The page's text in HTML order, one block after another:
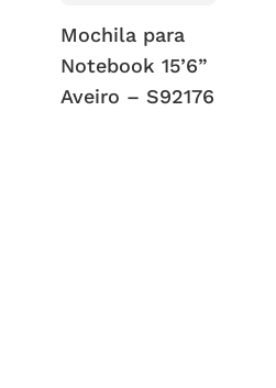
Mochila para
Notebook 15’6”
Aveiro – S92176